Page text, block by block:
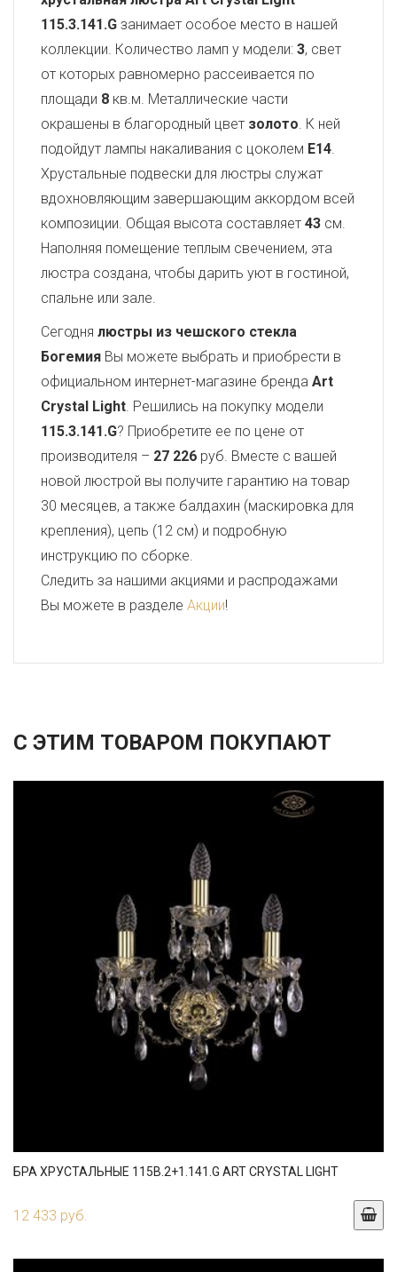
115.3.141.G занимает особое место в нашей
коллекции. Количество ламп у модели: 3, свет
от которых равномерно рассеивается по
площади 8 кв.м. Металлические части
окрашены в благородный цвет золото. К ней
подойдут лампы накаливания с цоколем E14.
Хрустальные подвески для люстры служат
вдохновляющим завершающим аккордом всей
композиции. Общая высота составляет 43 см.
Наполняя помещение теплым свечением, эта
люстра создана, чтобы дарить уют в гостиной,
спальне или зале.
Сегодня люстры из чешского стекла
Богемия Вы можете выбрать и приобрести в
официальном интернет-магазине бренда Art
Crystal Light. Решились на покупку модели
115.3.141.G? Приобретите ее по цене от
производителя – 27 226 руб. Вместе с вашей
новой люстрой вы получите гарантию на товар
30 месяцев, а также балдахин (маскировка для
крепления), цепь (12 см) и подробную
инструкцию по сборке.
Следить за нашими акциями и распродажами
Вы можете в разделе Акции!
С ЭТИМ ТОВАРОМ ПОКУПАЮТ
БРА ХРУСТАЛЬНЫЕ 115B.2+1.141.G ART CRYSTAL LIGHT
12 433 руб.